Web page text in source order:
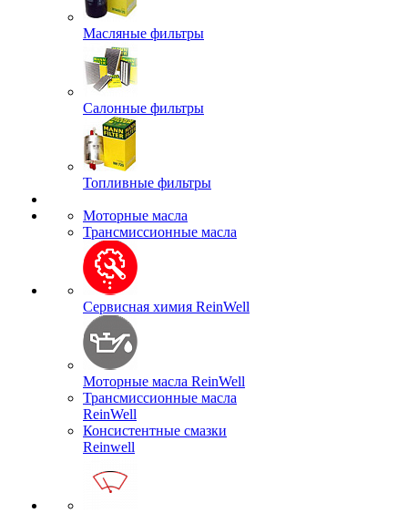
Масляные фильтры
Салонные фильтры
Топливные фильтры
Моторные масла
Трансмиссионные масла
Сервисная химия ReinWell
Моторные масла ReinWell
Трансмиссионные масла
ReinWell
Консистентные смазки
Reinwell